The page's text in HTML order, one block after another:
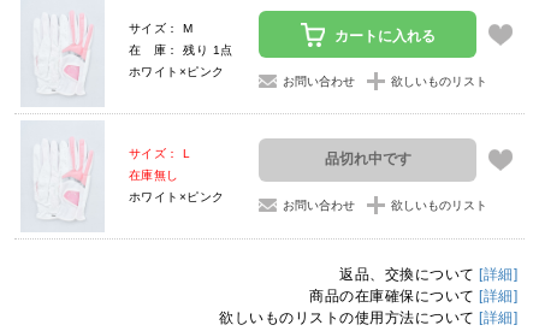
サイズ： M
在 庫： 残り 1点
ホワイト×ピンク
カートに入れる
お問い合わせ 欲しいものリスト
サイズ： L
在庫無し
ホワイト×ピンク
品切れ中です
お問い合わせ 欲しいものリスト
返品、交換について [詳細]
商品の在庫確保について [詳細]
欲しいものリストの使用方法について [詳細]